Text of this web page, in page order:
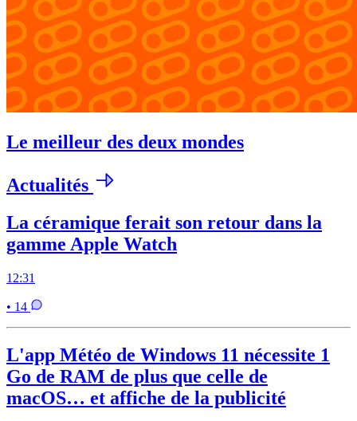
Le meilleur des deux mondes
Actualités
La céramique ferait son retour dans la
gamme Apple Watch
12:31
• 14
L'app Météo de Windows 11 nécessite 1
Go de RAM de plus que celle de
macOS… et affiche de la publicité